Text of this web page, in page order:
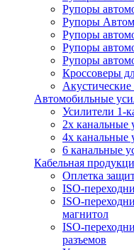
Рупоры
Рупоры
Рупоры
Рупоры
Рупоры
Кроссоверы
Автомобильные
Усилители 1-
2х канальные
4х канальные
6 канальные
Кабельная
Оплетка
ISO-
ISO-
магнитол
ISO-
разъемов